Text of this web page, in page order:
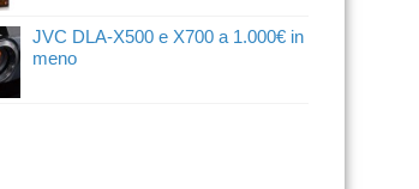
JVC DLA-X500 e X700 a 1.000€ in
meno